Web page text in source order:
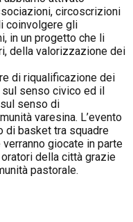
circoscrizioni
coinvolgere gli
in un progetto che li
della valorizzazione dei
di riqualificazione dei
senso civico ed il
senso di
varesina. L’evento
di basket tra squadre
giocate in parte
della città grazie
pastorale.